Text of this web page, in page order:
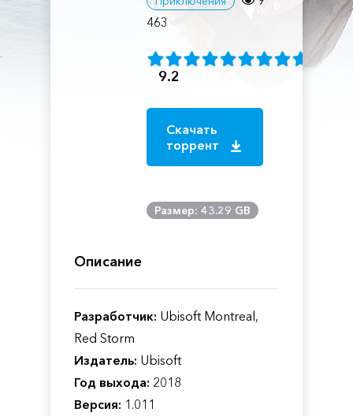
463
9.2
Скачать
торрент
Размер: 43.29 GB
Описание
Разработчик: Ubisoft Montreal,
Red Storm
Издатель: Ubisoft
Год выхода: 2018
Версия: 1.011